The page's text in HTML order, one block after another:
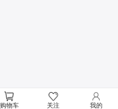
购物车 关注 我的